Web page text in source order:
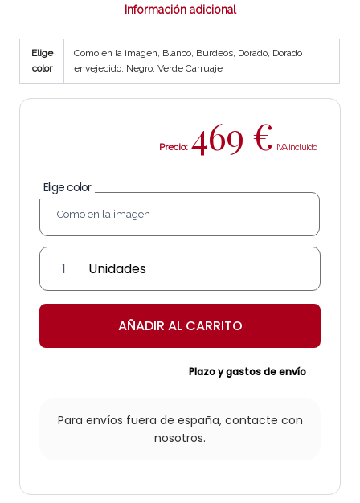
Información adicional
Elige
color
Como en la imagen, Blanco, Burdeos, Dorado, Dorado
envejecido, Negro, Verde Carruaje
Precio: 469 €
Elige color
Farol
Guadalupe
cantidad
AÑADIR AL CARRITO
Plazo y gastos de envío
Para envíos fuera de españa, contacte con
nosotros.